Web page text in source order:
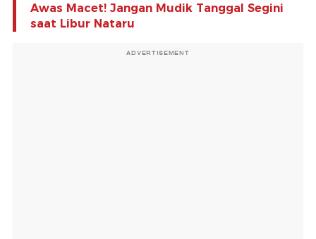
Awas Macet! Jangan Mudik Tanggal Segini
saat Libur Nataru
ADVERTISEMENT